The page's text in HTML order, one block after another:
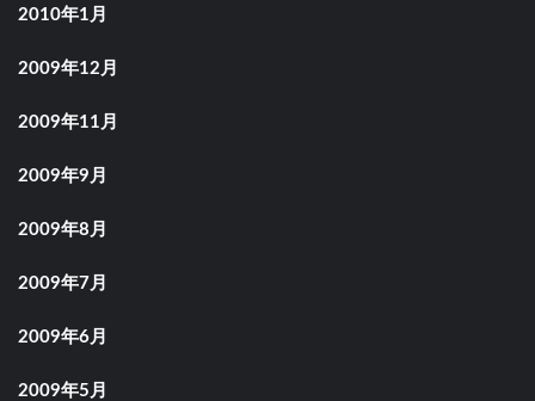
2010年1月
2009年12月
2009年11月
2009年9月
2009年8月
2009年7月
2009年6月
2009年5月